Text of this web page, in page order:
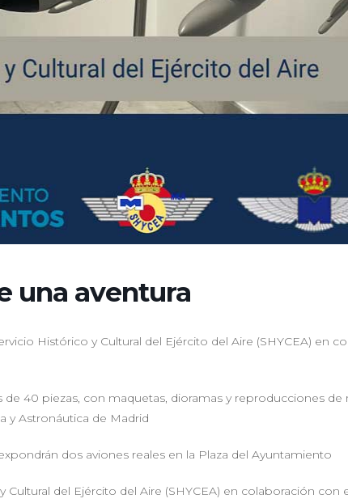
una aventura
Histórico y Cultural del Ejército del Aire (SHYCEA) en
40 piezas, con maquetas, dioramas y reproducciones de
y Astronáutica de Madrid
dos aviones reales en la Plaza del Ayuntamiento
Cultural del Ejército del Aire (SHYCEA) en colaboración con